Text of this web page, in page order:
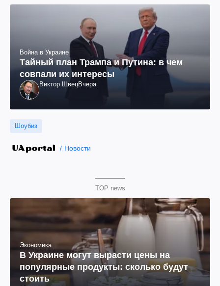
Война в Украине
Тайный план Трампа и Путина: в чем
совпали их интересы
Виктор ШвецВчера
Шоубиз
Новости
TOP news
Экономика
В Украине могут вырасти цены на
популярные продукты: сколько будут
стоить